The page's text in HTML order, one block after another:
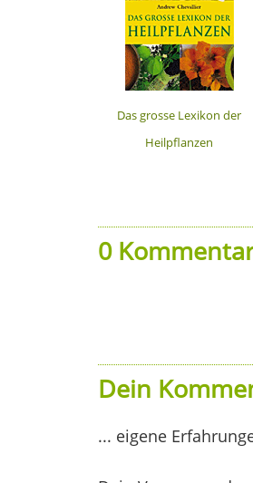
Das grosse Lexikon der
Heilpflanzen
0
Dein
... eigene